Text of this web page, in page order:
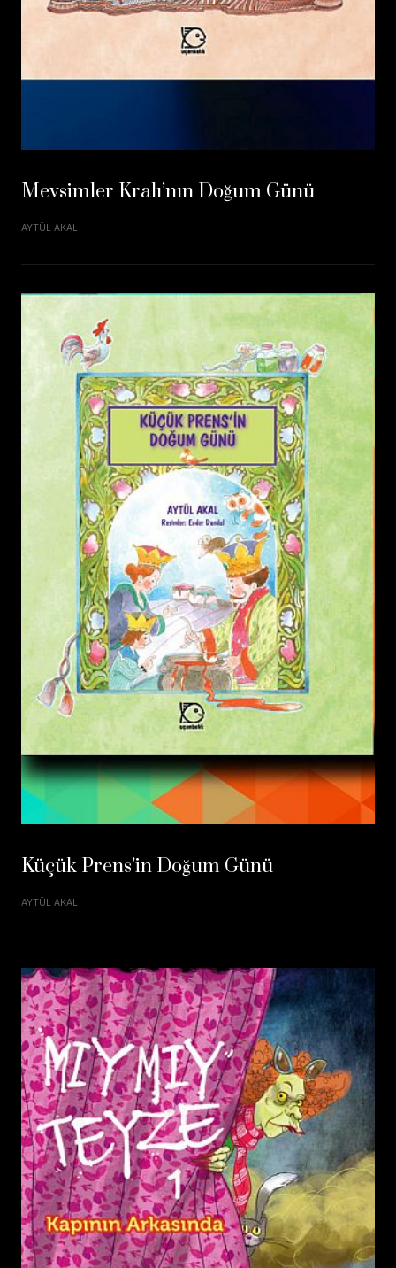
Mevsimler Kralı’nın Doğum Günü
AYTÜL AKAL
Küçük Prens’in Doğum Günü
AYTÜL AKAL